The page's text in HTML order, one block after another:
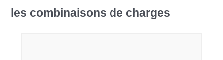
les combinaisons de charges